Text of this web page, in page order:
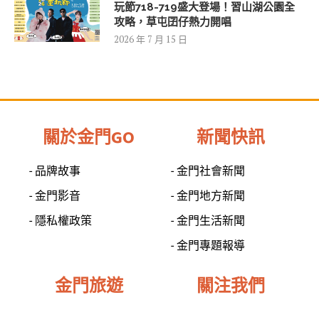
玩節718-719盛大登場！習山湖公園全
攻略，草屯囝仔熱力開唱
2026 年 7 月 15 日
關於金門GO
- 品牌故事
- 金門影音
- 隱私權政策
新聞快訊
- 金門社會新聞
- 金門地方新聞
- 金門生活新聞
- 金門專題報導
金門旅遊 關注我們